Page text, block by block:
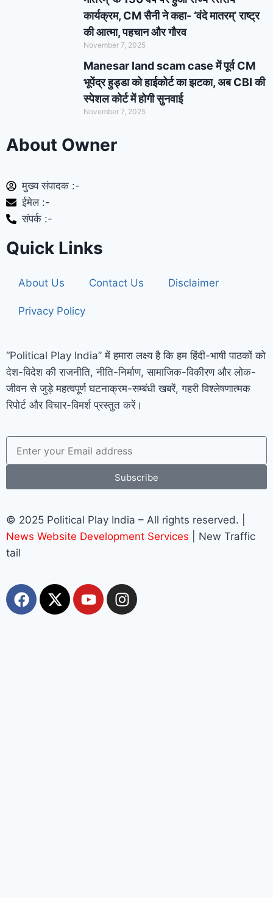
कार्यक्रम, CM सैनी ने कहा- ‘वंदे मातरम्’ राष्ट्र
की आत्मा, पहचान और गौरव
November 7, 2025
Manesar land scam case में पूर्व CM
भूपेंद्र हुड्डा को हाईकोर्ट का झटका, अब CBI की
स्पेशल कोर्ट में होगी सुनवाई
November 7, 2025
About Owner
मुख्य संपादक :-
ईमेल :-
संपर्क :-
Quick Links
About Us Contact Us Disclaimer
Privacy Policy
“Political Play India” में हमारा लक्ष्य है कि हम हिंदी-भाषी पाठकों को
देश-विदेश की राजनीति, नीति-निर्माण, सामाजिक-विकीरण और लोक-
जीवन से जुड़े महत्वपूर्ण घटनाक्रम-सम्बंधी खबरें, गहरी विश्लेषणात्मक
रिपोर्ट और विचार-विमर्श प्रस्तुत करें।
Subscribe
© 2025 Political Play India – All rights reserved. |
News Website Development Services | New Traffic
tail